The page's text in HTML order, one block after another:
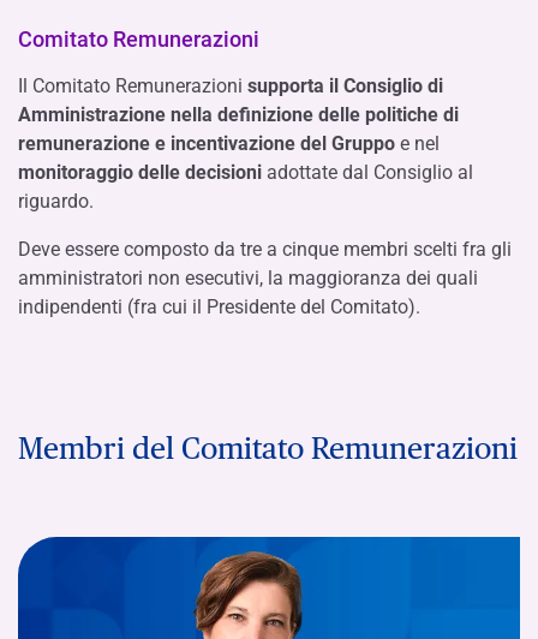
Comitato Remunerazioni
Il Comitato Remunerazioni supporta il Consiglio di
Amministrazione nella definizione delle politiche di
remunerazione e incentivazione del Gruppo e nel
monitoraggio delle decisioni adottate dal Consiglio al
riguardo.
Deve essere composto da tre a cinque membri scelti fra gli
amministratori non esecutivi, la maggioranza dei quali
indipendenti (fra cui il Presidente del Comitato).
Membri del Comitato Remunerazioni